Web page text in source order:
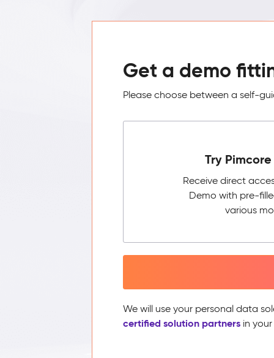
Get a demo
Please choose between a self-
Try
Receive direct
Demo with pre-
various
We will use your personal data
certified solution partnersin your